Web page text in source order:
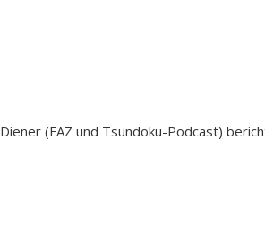
(FAZ und Tsundoku-Podcast)